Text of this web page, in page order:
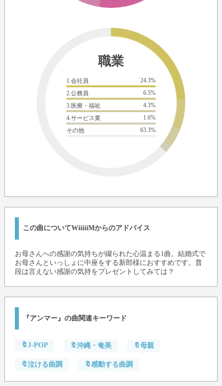
職業
1.会社員
24.3%
2.公務員
6.5%
3.医療・福祉
4.3%
4.サービス業
1.6%
その他
63.3%
この曲についてWiiiiiMからのアドバイス
お母さんへの感謝の気持ちが綴られた心温まる1曲。結婚式で
お母さんといっしょに中座をする新郎様におすすめです。普
段は言えない感謝の気持をプレゼントしてみては？
『アンマー』の曲関連キーワード
🔖J-POP 🔖沖縄・奄美 🔖母親
🔖泣ける曲調 🔖感動する曲調